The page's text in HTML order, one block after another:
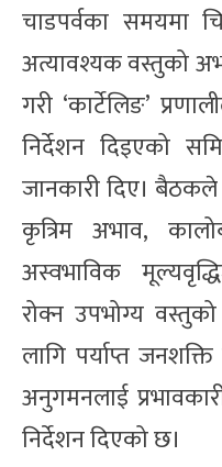
चाडपर्वका समयमा
अत्यावश्यक वस्तुको
गरी ‘कार्टेलिङ’
निर्देशन दिइएको
जानकारी दिए।
कृत्रिम अभाव,
अस्वभाविक
रोक्न उपभोग्य
लागि पर्याप्त
अनुगमनलाई
निर्देशन दिएको छ।